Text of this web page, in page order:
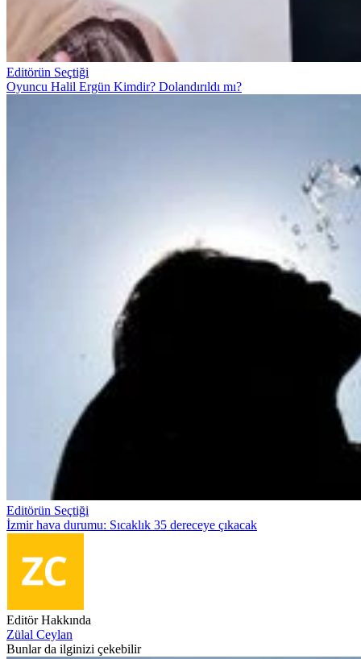
Editörün Seçtiği
Oyuncu Halil Ergün Kimdir? Dolandırıldı mı?
Editörün Seçtiği
İzmir hava durumu: Sıcaklık 35 dereceye çıkacak
Editör Hakkında
Zülal Ceylan
Bunlar da ilginizi çekebilir